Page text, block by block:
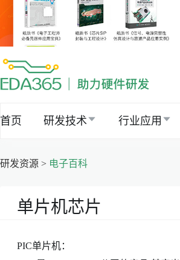
首页 研发技术 行业应用
研发资源 > 电子百科
单片机芯片
PIC单片机：